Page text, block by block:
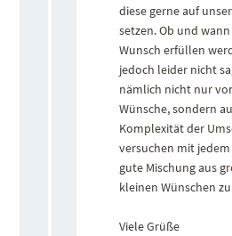
diese gerne auf
setzen. Ob und
Wunsch erfüllen
jedoch leider nicht
nämlich nicht nur
Wünsche, sondern
Komplexität der
versuchen mit
gute Mischung aus
kleinen Wünschen
Viele Grüße